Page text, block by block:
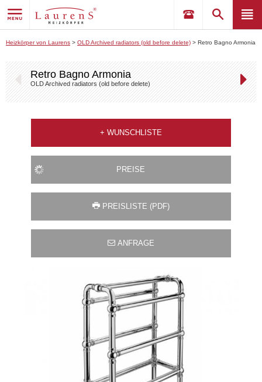
Heizkörper von Laurens > OLD Archived radiators (old before delete) > Retro Bagno Armonia
Retro Bagno Armonia
OLD Archived radiators (old before delete)
+ WUNSCHLISTE
PREISE
PREISLISTE (PDF)
ANFRAGE